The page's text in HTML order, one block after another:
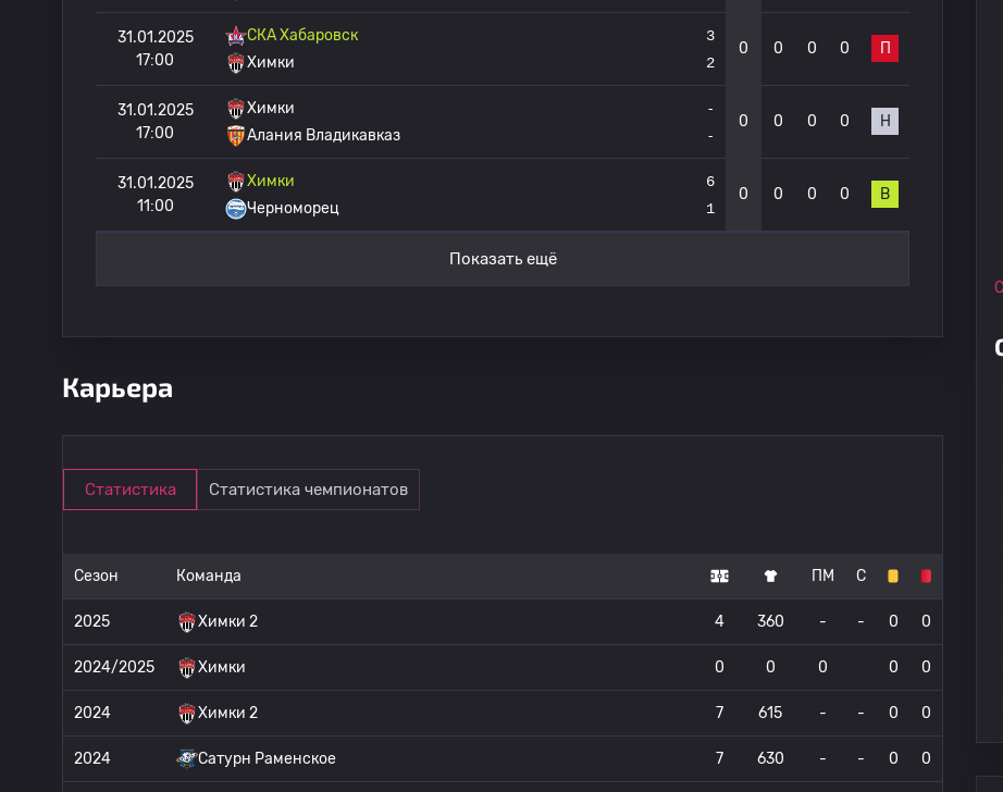
31.01.2025
17:00
СКА Хабаровск
Химки
3
2
0 0 0 0 П
31.01.2025
17:00
Химки
Алания Владикавказ
-
-
0 0 0 0 Н
31.01.2025
11:00
Химки
Черноморец
6
1
0 0 0 0 В
Показать ещё
Карьера
Статистика Статистика чемпионатов
Сезон Команда ПМ С
2025 Химки 2 4 360 - - 0 0
2024/2025 Химки 0 0 0 0 0
2024 Химки 2 7 615 - - 0 0
2024 Сатурн Раменское 7 630 - - 0 0